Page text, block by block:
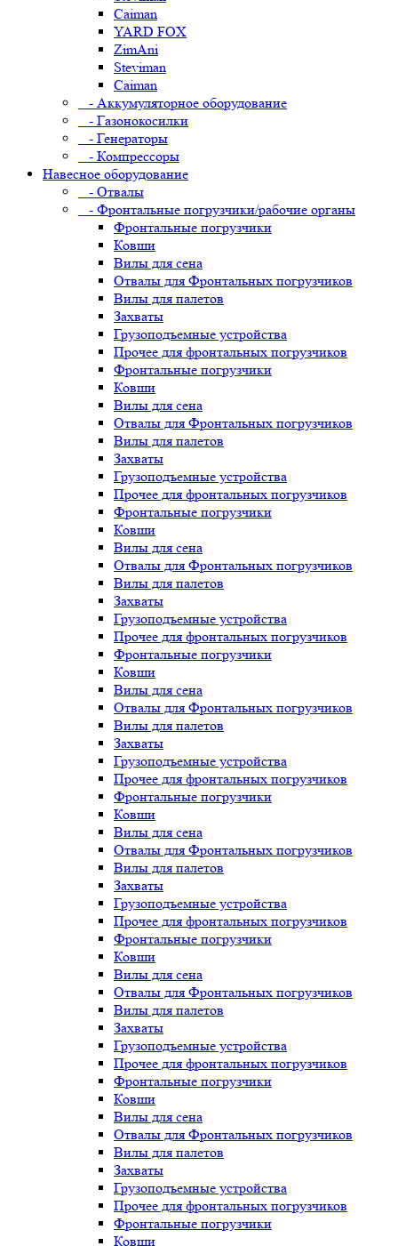
Caiman
YARD FOX
ZimAni
Steviman
Caiman
- Аккумуляторное оборудование
- Газонокосилки
- Генераторы
- Компрессоры
Навесное оборудование
- Отвалы
- Фронтальные погрузчики/рабочие органы
Фронтальные погрузчики
Ковши
Вилы для сена
Отвалы для Фронтальных погрузчиков
Вилы для палетов
Захваты
Грузоподъемные устройства
Прочее для фронтальных погрузчиков
Фронтальные погрузчики
Ковши
Вилы для сена
Отвалы для Фронтальных погрузчиков
Вилы для палетов
Захваты
Грузоподъемные устройства
Прочее для фронтальных погрузчиков
Фронтальные погрузчики
Ковши
Вилы для сена
Отвалы для Фронтальных погрузчиков
Вилы для палетов
Захваты
Грузоподъемные устройства
Прочее для фронтальных погрузчиков
Фронтальные погрузчики
Ковши
Вилы для сена
Отвалы для Фронтальных погрузчиков
Вилы для палетов
Захваты
Грузоподъемные устройства
Прочее для фронтальных погрузчиков
Фронтальные погрузчики
Ковши
Вилы для сена
Отвалы для Фронтальных погрузчиков
Вилы для палетов
Захваты
Грузоподъемные устройства
Прочее для фронтальных погрузчиков
Фронтальные погрузчики
Ковши
Вилы для сена
Отвалы для Фронтальных погрузчиков
Вилы для палетов
Захваты
Грузоподъемные устройства
Прочее для фронтальных погрузчиков
Фронтальные погрузчики
Ковши
Вилы для сена
Отвалы для Фронтальных погрузчиков
Вилы для палетов
Захваты
Грузоподъемные устройства
Прочее для фронтальных погрузчиков
Фронтальные погрузчики
Ковши